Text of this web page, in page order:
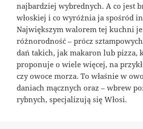
najbardziej wybrednych. A co jest
włoskiej i co wyróżnia ja spośród
Największym walorem tej kuchni
różnorodność – prócz
dań takich, jak makaron lub pizza,
proponuje o wiele więcej, na
czy owoce morza. To właśnie w
daniach mącznych oraz – wbrew
rybnych, specjalizują się Włosi.